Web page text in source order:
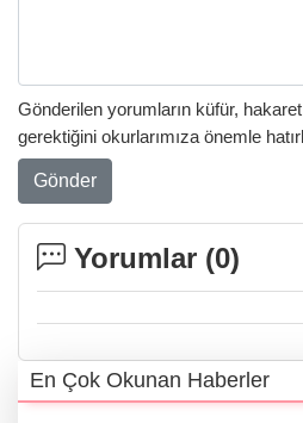
Gönderilen yorumların küfür,
gerektiğini okurlarımıza önemle
Gönder
Yorumlar (0)
En Çok Okunan Haberler